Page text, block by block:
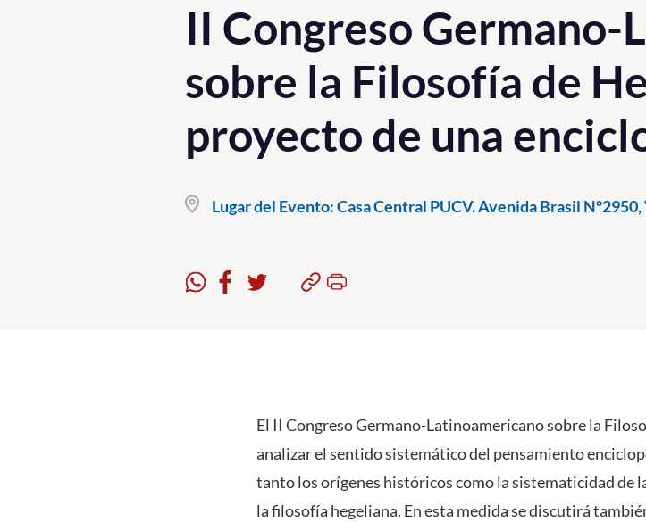
II Congreso
sobre la Filosofía de
proyecto de una
Lugar del Evento:Casa Central PUCV. Avenida Brasil
El II Congreso Germano-Latinoamericano sobre la
analizar el sentido sistemático del pensamiento
tanto los orígenes históricos como la sistematicidad de
la filosofía hegeliana. En esta medida se discutirá